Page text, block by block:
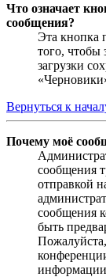
Что означает
сообщения?
Эта кнопка
того, чтобы
загрузки
Вернуться к
Почему моё
сообщения
отправкой
сообщения
быть